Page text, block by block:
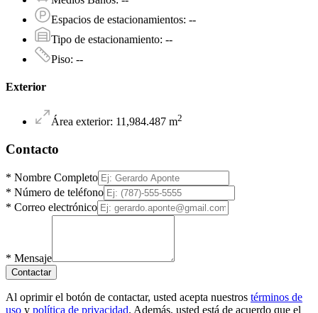
Espacios de estacionamientos: --
Tipo de estacionamiento: --
Piso: --
Exterior
Área exterior: 11,984.487 m2
Contacto
* Nombre Completo
* Número de teléfono
* Correo electrónico
* Mensaje
Contactar
Al oprimir el botón de contactar, usted acepta nuestros términos de
uso y política de privacidad. Además, usted está de acuerdo que el